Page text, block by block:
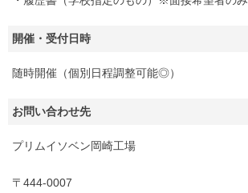
開催・受付日時
随時開催（個別日程調整可能◎）
お問い合わせ先
プリムイソベン岡崎工場
〒444-0007